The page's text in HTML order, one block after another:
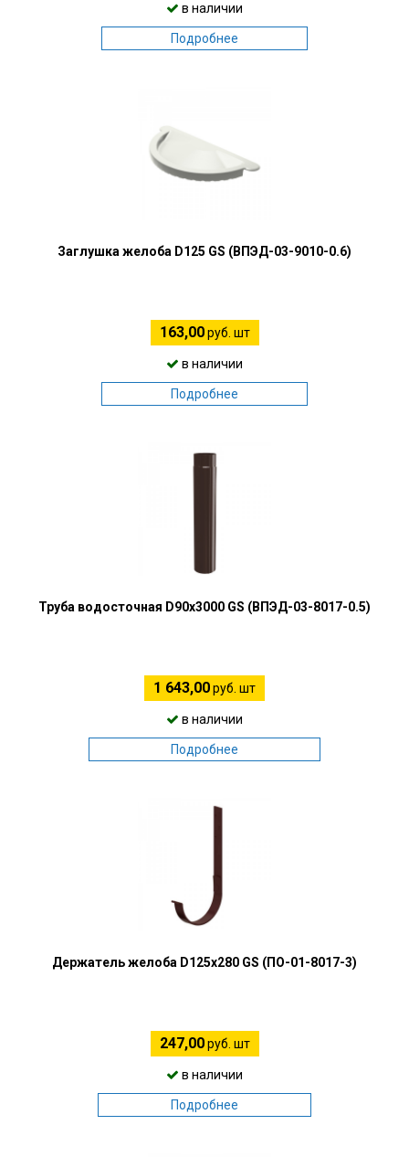
в наличии
Подробнее
Заглушка желоба D125 GS (ВПЭД-03-9010-0.6)
163,00руб. шт
в наличии
Подробнее
Труба водосточная D90х3000 GS (ВПЭД-03-8017-0.5)
1 643,00руб. шт
в наличии
Подробнее
Держатель желоба D125х280 GS (ПО-01-8017-3)
247,00руб. шт
в наличии
Подробнее